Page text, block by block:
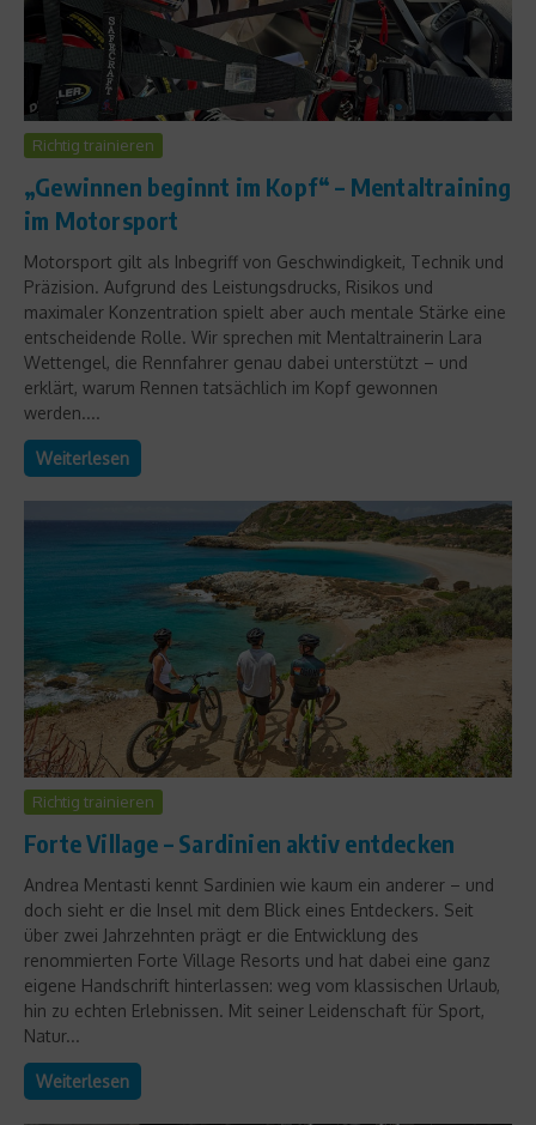
Richtig trainieren
„Gewinnen beginnt im Kopf“ – Mentaltraining
im Motorsport
Motorsport gilt als Inbegriff von Geschwindigkeit, Technik und
Präzision. Aufgrund des Leistungsdrucks, Risikos und
maximaler Konzentration spielt aber auch mentale Stärke eine
entscheidende Rolle. Wir sprechen mit Mentaltrainerin Lara
Wettengel, die Rennfahrer genau dabei unterstützt – und
erklärt, warum Rennen tatsächlich im Kopf gewonnen
werden....
Weiterlesen
Richtig trainieren
Forte Village – Sardinien aktiv entdecken
Andrea Mentasti kennt Sardinien wie kaum ein anderer – und
doch sieht er die Insel mit dem Blick eines Entdeckers. Seit
über zwei Jahrzehnten prägt er die Entwicklung des
renommierten Forte Village Resorts und hat dabei eine ganz
eigene Handschrift hinterlassen: weg vom klassischen Urlaub,
hin zu echten Erlebnissen. Mit seiner Leidenschaft für Sport,
Natur...
Weiterlesen